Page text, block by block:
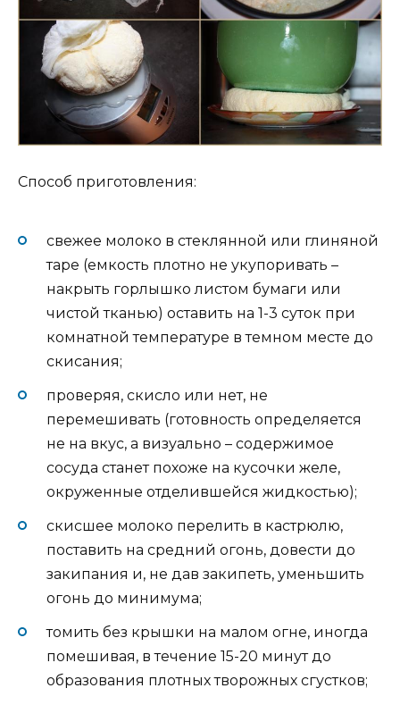
Способ приготовления:
свежее молоко в стеклянной или глиняной
таре (емкость плотно не укупоривать –
накрыть горлышко листом бумаги или
чистой тканью) оставить на 1-3 суток при
комнатной температуре в темном месте до
скисания;
проверяя, скисло или нет, не
перемешивать (готовность определяется
не на вкус, а визуально – содержимое
сосуда станет похоже на кусочки желе,
окруженные отделившейся жидкостью);
скисшее молоко перелить в кастрюлю,
поставить на средний огонь, довести до
закипания и, не дав закипеть, уменьшить
огонь до минимума;
томить без крышки на малом огне, иногда
помешивая, в течение 15-20 минут до
образования плотных творожных сгустков;